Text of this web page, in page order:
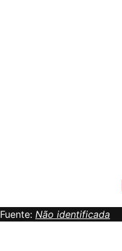
Fuente: Não identificada